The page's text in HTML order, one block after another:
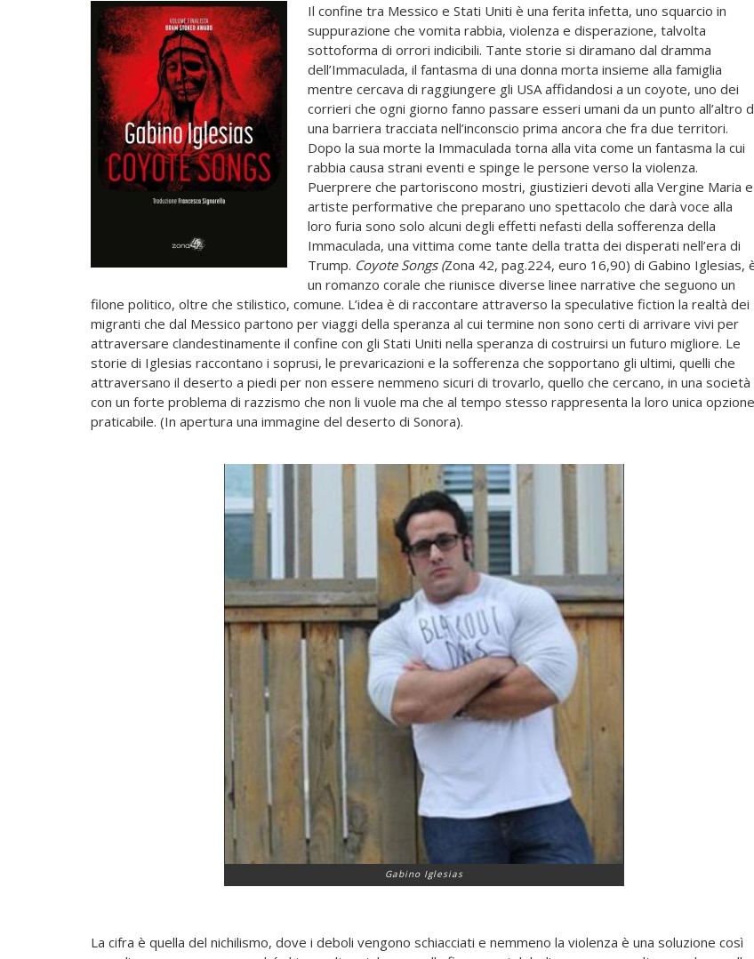
Il confine tra Messico e Stati Uniti è una ferita infetta, uno squarcio in
suppurazione che vomita rabbia, violenza e disperazione, talvolta
sottoforma di orrori indicibili. Tante storie si diramano dal dramma
dell’Immaculada, il fantasma di una donna morta insieme alla famiglia
mentre cercava di raggiungere gli USA affidandosi a un coyote, uno dei
corrieri che ogni giorno fanno passare esseri umani da un punto all’altro
una barriera tracciata nell’inconscio prima ancora che fra due territori.
Dopo la sua morte la Immaculada torna alla vita come un fantasma la cui
rabbia causa strani eventi e spinge le persone verso la violenza.
Puerprere che partoriscono mostri, giustizieri devoti alla Vergine Maria e
artiste performative che preparano uno spettacolo che darà voce alla
loro furia sono solo alcuni degli effetti nefasti della sofferenza della
Immaculada, una vittima come tante della tratta dei disperati nell’era di
Trump. Coyote Songs (Zona 42, pag.224, euro 16,90) di Gabino Iglesias,
un romanzo corale che riunisce diverse linee narrative che seguono un
filone politico, oltre che stilistico, comune. L’idea è di raccontare attraverso la speculative fiction la realtà dei
migranti che dal Messico partono per viaggi della speranza al cui termine non sono certi di arrivare vivi per
attraversare clandestinamente il confine con gli Stati Uniti nella speranza di costruirsi un futuro migliore. Le
storie di Iglesias raccontano i soprusi, le prevaricazioni e la sofferenza che sopportano gli ultimi, quelli che
attraversano il deserto a piedi per non essere nemmeno sicuri di trovarlo, quello che cercano, in una società
con un forte problema di razzismo che non li vuole ma che al tempo stesso rappresenta la loro unica opzione
praticabile. (In apertura una immagine del deserto di Sonora).
Gabino Iglesias
La cifra è quella del nichilismo, dove i deboli vengono schiacciati e nemmeno la violenza è una soluzione così